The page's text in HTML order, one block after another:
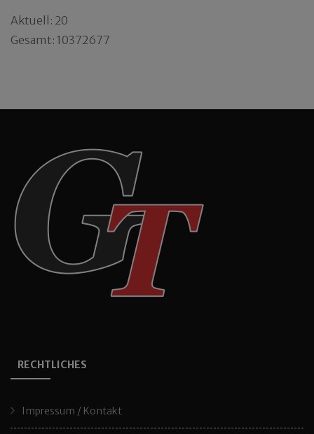
Aktuell: 20
Gesamt: 10372677
RECHTLICHES
Impressum / Kontakt